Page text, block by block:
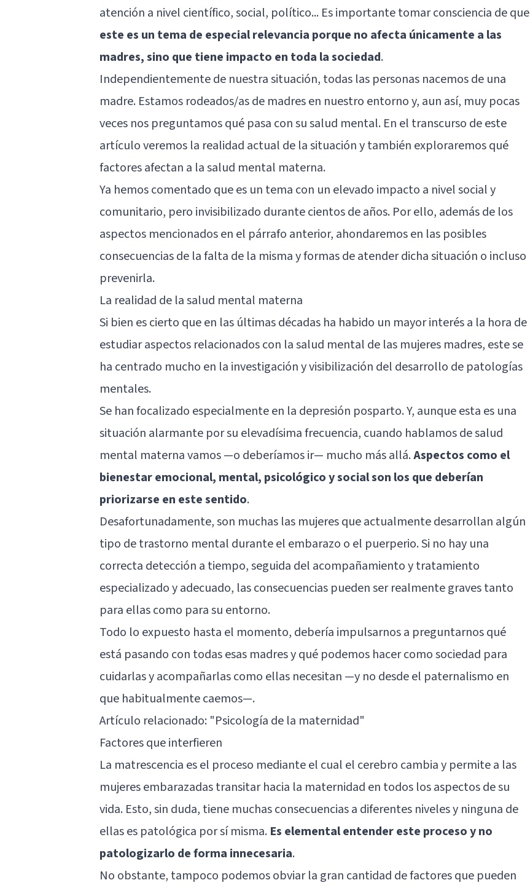
atención a nivel científico, social, político... Es importante tomar consciencia de que
este es un tema de especial relevancia porque no afecta únicamente a las
madres, sino que tiene impacto en toda la sociedad.
Independientemente de nuestra situación, todas las personas nacemos de una
madre. Estamos rodeados/as de madres en nuestro entorno y, aun así, muy pocas
veces nos preguntamos qué pasa con su salud mental. En el transcurso de este
artículo veremos la realidad actual de la situación y también exploraremos qué
factores afectan a la salud mental materna.
Ya hemos comentado que es un tema con un elevado impacto a nivel social y
comunitario, pero invisibilizado durante cientos de años. Por ello, además de los
aspectos mencionados en el párrafo anterior, ahondaremos en las posibles
consecuencias de la falta de la misma y formas de atender dicha situación o incluso
prevenirla.
La realidad de la salud mental materna
Si bien es cierto que en las últimas décadas ha habido un mayor interés a la hora de
estudiar aspectos relacionados con la salud mental de las mujeres madres, este se
ha centrado mucho en la investigación y visibilización del desarrollo de patologías
mentales.
Se han focalizado especialmente en la depresión posparto. Y, aunque esta es una
situación alarmante por su elevadísima frecuencia, cuando hablamos de salud
mental materna vamos —o deberíamos ir— mucho más allá.Aspectos como el
bienestar emocional, mental, psicológico y social son los que deberían
priorizarse en este sentido.
Desafortunadamente, son muchas las mujeres que actualmente desarrollan algún
tipo de trastorno mental durante el embarazo o el puerperio. Si no hay una
correcta detección a tiempo, seguida del acompañamiento y tratamiento
especializado y adecuado, las consecuencias pueden ser realmente graves tanto
para ellas como para su entorno.
Todo lo expuesto hasta el momento, debería impulsarnos a preguntarnos qué
está pasando con todas esas madres y qué podemos hacer como sociedad para
cuidarlas y acompañarlas como ellas necesitan —y no desde el paternalismo en
que habitualmente caemos—.
Artículo relacionado: "Psicología de la maternidad"
Factores que interfieren
La matrescencia es el proceso mediante el cual el cerebro cambia y permite a las
mujeres embarazadas transitar hacia la maternidad en todos los aspectos de su
vida. Esto, sin duda, tiene muchas consecuencias a diferentes niveles y ninguna de
ellas es patológica por sí misma. Es elemental entender este proceso y no
patologizarlo de forma innecesaria.
No obstante, tampoco podemos obviar la gran cantidad de factores que pueden